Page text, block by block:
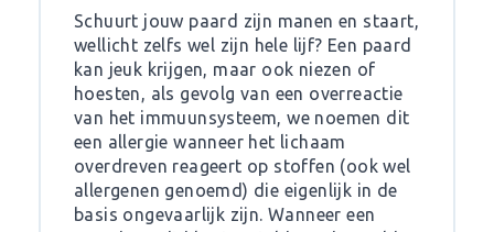
Schuurt jouw paard zijn manen en staart,
wellicht zelfs wel zijn hele lijf? Een paard
kan jeuk krijgen, maar ook niezen of
hoesten, als gevolg van een overreactie
van het immuunsysteem, we noemen dit
een allergie wanneer het lichaam
overdreven reageert op stoffen (ook wel
allergenen genoemd) die eigenlijk in de
basis ongevaarlijk zijn. Wanneer een